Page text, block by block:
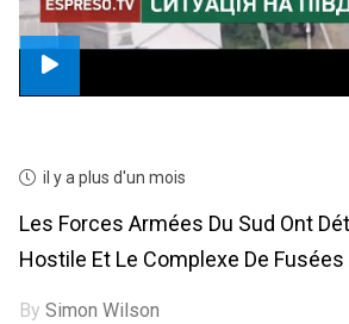
il y a plus d'un mois
Les Forces Armées Du Sud Ont
Hostile Et Le Complexe De
BySimon Wilson